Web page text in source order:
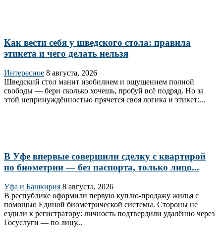
Как вести себя у шведского стола: правила
этикета и чего делать нельзя
Интересное 8 августа, 2026
Шведский стол манит изобилием и ощущением полной
свободы — бери сколько хочешь, пробуй всё подряд. Но за
этой непринуждённостью прячется своя логика и этикет:...
В Уфе впервые совершили сделку с квартирой
по биометрии — без паспорта, только лицо...
Уфа и Башкирия 8 августа, 2026
В республике оформили первую куплю‑продажу жилья с
помощью Единой биометрической системы. Стороны не
ездили к регистратору: личность подтвердили удалённо через
Госуслуги — по лицу...